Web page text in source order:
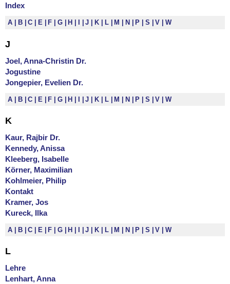
Index
A B C E F G H J K L M N P S V W
J
Joel, Anna-Christin Dr.
Jogustine
Jongepier, Evelien Dr.
A B C E F G H I J K L M N P S V W
K
Kaur, Rajbir Dr.
Kennedy, Anissa
Kleeberg, Isabelle
Körner, Maximilian
Kohlmeier, Philip
Kontakt
Kramer, Jos
Kureck, Ilka
A B C E F G H J K L M N P S V W
L
Lehre
Lenhart, Anna